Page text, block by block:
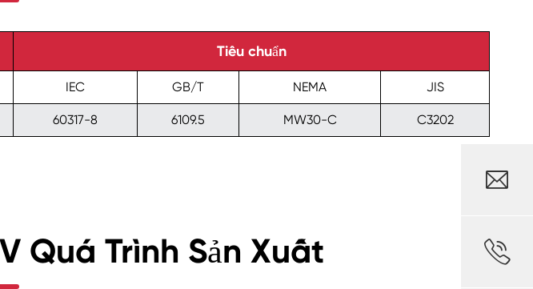
Tiêu chuẩn
IEC GB/T NEMA JIS
60317-8 6109.5 MW30-C C3202
Quá Trình Sản Xuất

